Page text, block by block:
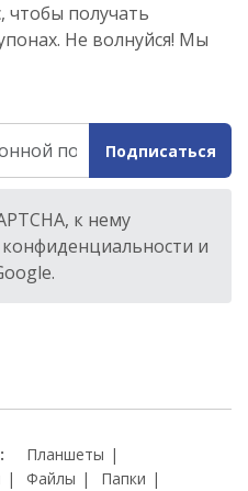
чтобы получать
Не волнуйся! Мы
Подписаться
к нему
и
Планшеты
Файлы
Папки